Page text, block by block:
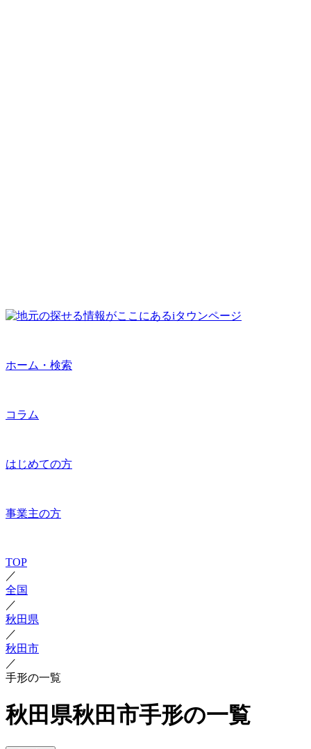
ホーム・検索
コラム
はじめての方
事業主の方
TOP
／
全国
／
秋田県
／
秋田市
／
手形の一覧
秋田県秋田市手形の一覧